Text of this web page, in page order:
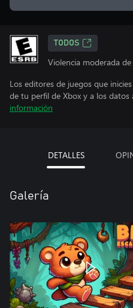
TODOS
Violencia moderada
Los editores de juegos que
de tu perfil de Xbox y a los datos
información
DETALLES
Galería